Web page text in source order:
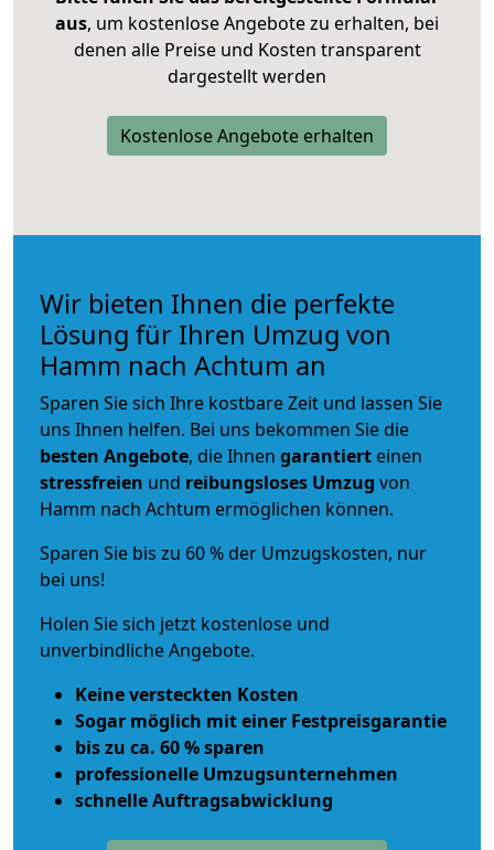
aus, um kostenlose Angebote zu erhalten, bei
denen alle Preise und Kosten transparent
dargestellt werden
Kostenlose Angebote erhalten
Wir bieten Ihnen die perfekte
Lösung für Ihren Umzug von
Hamm nach Achtum an
Sparen Sie sich Ihre kostbare Zeit und lassen Sie
uns Ihnen helfen. Bei uns bekommen Sie die
besten Angebote, die Ihnen garantiert einen
stressfreien und reibungsloses Umzug von
Hamm nach Achtum ermöglichen können.
Sparen Sie bis zu 60 % der Umzugskosten, nur
bei uns!
Holen Sie sich jetzt kostenlose und
unverbindliche Angebote.
Keine versteckten Kosten
Sogar möglich mit einer Festpreisgarantie
bis zu ca. 60 % sparen
professionelle Umzugsunternehmen
schnelle Auftragsabwicklung